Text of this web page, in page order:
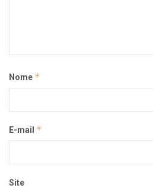
Nome *
E-mail *
Site